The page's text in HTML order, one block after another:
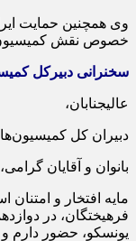
وی همچنین حمایت
خصوص نقش
سخنرانی دبیرکل
عالیجنابان،
دبیران کل
بانوان و آقایان گرامی،
مایه افتخار و
فرهیختگان، در
یونسکو، حضور دارم